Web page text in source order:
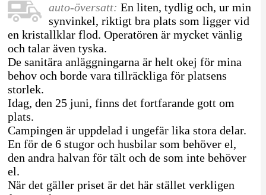
auto-översatt: En liten, tydlig och, ur min
synvinkel, riktigt bra plats som ligger vid
en kristallklar flod. Operatören är mycket vänlig
och talar även tyska.
De sanitära anläggningarna är helt okej för mina
behov och borde vara tillräckliga för platsens
storlek.
Idag, den 25 juni, finns det fortfarande gott om
plats.
Campingen är uppdelad i ungefär lika stora delar.
En för de 6 stugor och husbilar som behöver el,
den andra halvan för tält och de som inte behöver
el.
När det gäller priset är det här stället verkligen